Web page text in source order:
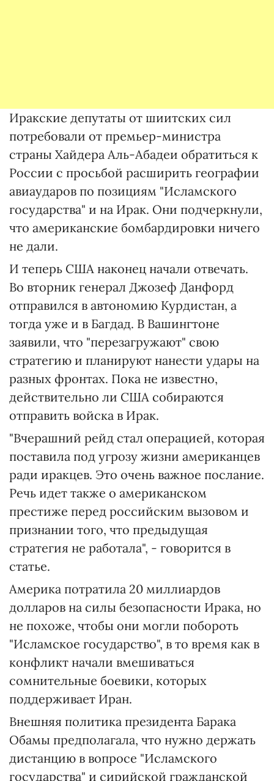
Иракские депутаты от шиитских сил
потребовали от премьер-министра
страны Хайдера Аль-Абадеи обратиться к
России с просьбой расширить географии
авиаударов по позициям "Исламского
государства" и на Ирак. Они подчеркнули,
что американские бомбардировки ничего
не дали.
И теперь США наконец начали отвечать.
Во вторник генерал Джозеф Данфорд
отправился в автономию Курдистан, а
тогда уже и в Багдад. В Вашингтоне
заявили, что "перезагружают" свою
стратегию и планируют нанести удары на
разных фронтах. Пока не известно,
действительно ли США собираются
отправить войска в Ирак.
"Вчерашний рейд стал операцией, которая
поставила под угрозу жизни американцев
ради иракцев. Это очень важное послание.
Речь идет также о американском
престиже перед российским вызовом и
признании того, что предыдущая
стратегия не работала", - говорится в
статье.
Америка потратила 20 миллиардов
долларов на силы безопасности Ирака, но
не похоже, чтобы они могли побороть
"Исламское государство", в то время как в
конфликт начали вмешиваться
сомнительные боевики, которых
поддерживает Иран.
Внешняя политика президента Барака
Обамы предполагала, что нужно держать
дистанцию в вопросе "Исламского
государства" и сирийской гражданской